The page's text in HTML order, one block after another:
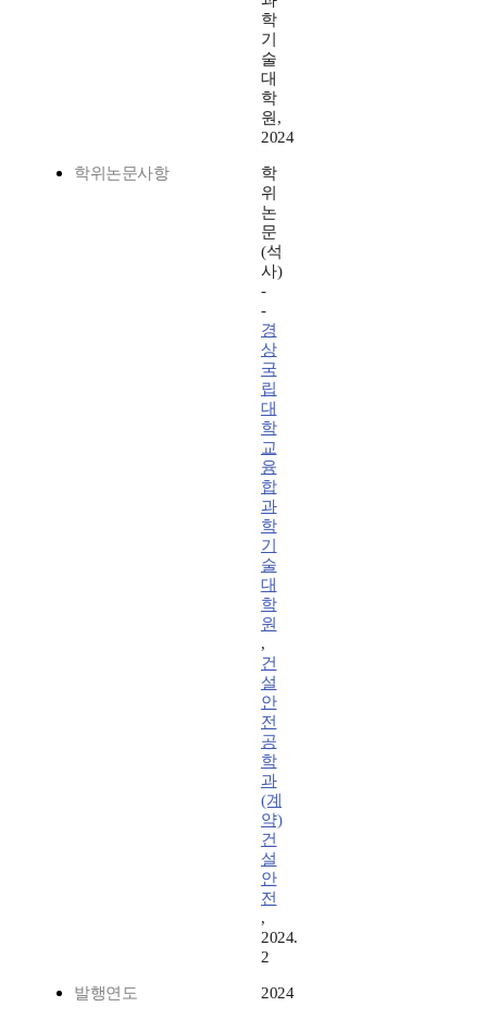
학
기
술
대
학
원,
2024
학위논문사항
학
위
논
문
(석
사)
-
-
경
상
국
립
대
학
교
융
합
과
학
기
술
대
학
원
,
건
설
안
전
공
학
과
(계
약)
건
설
안
전
,
2024.
2
발행연도 2024